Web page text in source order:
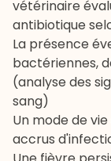
vétérinaire
antibiotique
La présence
bactériennes,
(analyse des
sang)
Un mode de
accrus